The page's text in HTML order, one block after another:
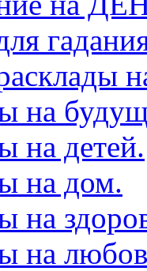
на
на детей.
на дом.
на
на